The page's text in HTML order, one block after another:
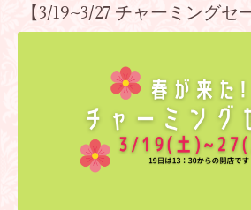
【3/19~3/27 チャーミングセ